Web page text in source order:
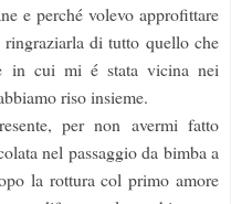
e perché volevo approfittare
di tutto quello che
in cui mi é stata vicina nei
riso insieme.
per non avermi fatto
nel passaggio da bimba a
la rottura col primo amore